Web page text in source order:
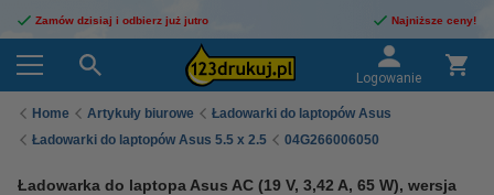
Zamów dzisiaj i odbierz już jutro Najniższe ceny!
Logowanie
Home Artykuły biurowe
Ładowarki do laptopów Asus
Ładowarki do laptopów Asus 5.5 x 2.5
04G266006050
Ładowarka do laptopa Asus AC (19 V, 3,42 A, 65 W), wersja